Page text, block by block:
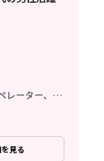
検査、組立・組付け、加工、マシンオペレーター、溶接、塗装
見る